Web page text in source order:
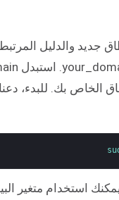
جديد والدليل
الخاص بك. للبدء،